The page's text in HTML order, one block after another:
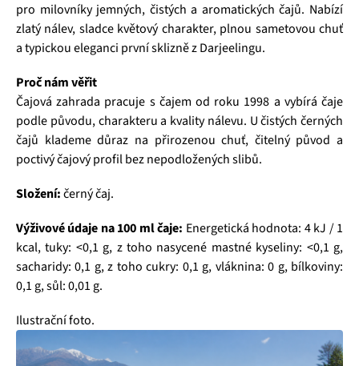
pro milovníky jemných, čistých a aromatických čajů. Nabízí
zlatý nálev, sladce květový charakter, plnou sametovou chuť
a typickou eleganci první sklizně z Darjeelingu.
Proč nám věřit
Čajová zahrada pracuje s čajem od roku 1998 a vybírá čaje
podle původu, charakteru a kvality nálevu. U čistých černých
čajů klademe důraz na přirozenou chuť, čitelný původ a
poctivý čajový profil bez nepodložených slibů.
Složení:černý čaj.
Výživové údaje na 100 ml čaje: Energetická hodnota: 4 kJ / 1
kcal, tuky: <0,1 g, z toho nasycené mastné kyseliny: <0,1 g,
sacharidy: 0,1 g, z toho cukry: 0,1 g, vláknina: 0 g, bílkoviny:
0,1 g, sůl: 0,01 g.
Ilustrační foto.